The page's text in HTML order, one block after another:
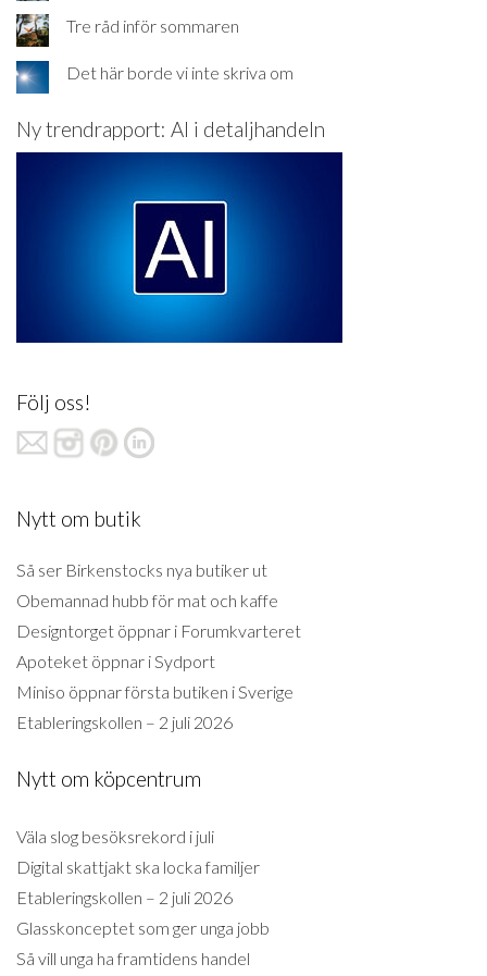
Tre råd inför sommaren
Det här borde vi inte skriva om
Ny trendrapport: AI i detaljhandeln
Följ oss!
Nytt om butik
Så ser Birkenstocks nya butiker ut
Obemannad hubb för mat och kaffe
Designtorget öppnar i Forumkvarteret
Apoteket öppnar i Sydport
Miniso öppnar första butiken i Sverige
Etableringskollen – 2 juli 2026
Nytt om köpcentrum
Väla slog besöksrekord i juli
Digital skattjakt ska locka familjer
Etableringskollen – 2 juli 2026
Glasskonceptet som ger unga jobb
Så vill unga ha framtidens handel